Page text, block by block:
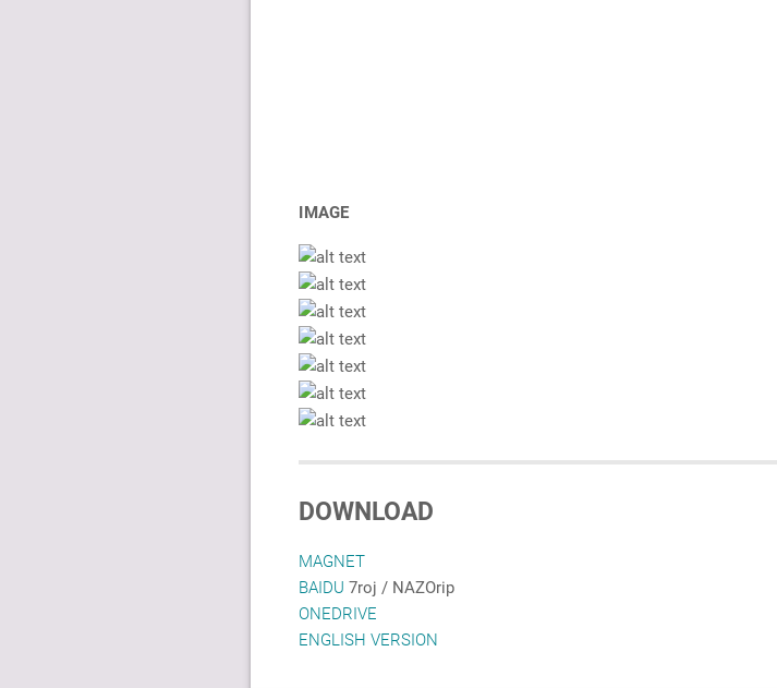
IMAGE
DOWNLOAD
MAGNET
BAIDU 7roj / NAZOrip
ONEDRIVE
ENGLISH VERSION